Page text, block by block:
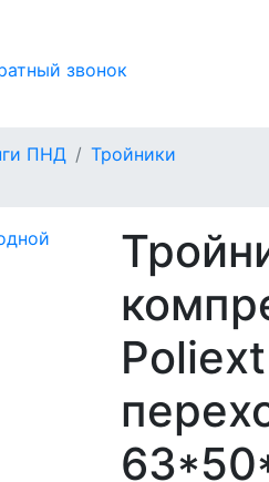
звонок
ПНД
Тройники
Poliext